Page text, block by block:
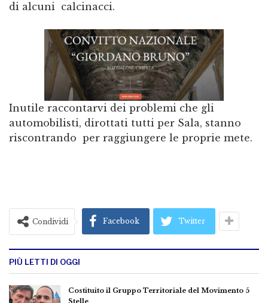
di alcuni calcinacci.
Inutile raccontarvi dei problemi che gli
automobilisti, dirottati tutti per Sala, stanno
riscontrando per raggiungere le proprie mete.
Condividi Facebook Twitter
PIÙ LETTI DI OGGI
Costituito il Gruppo Territoriale del Movimento 5
Stelle